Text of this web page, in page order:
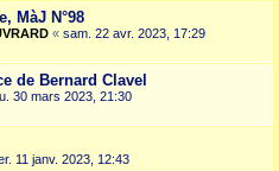
MàJ N°98
« sam. 22 avr. 2023, 17:29
de Bernard Clavel
30 mars 2023, 21:30
11 janv. 2023, 12:43